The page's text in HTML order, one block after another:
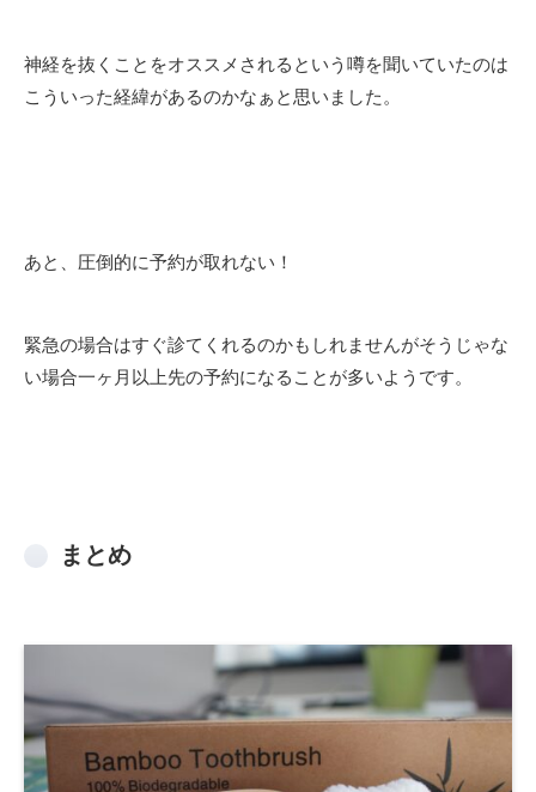
神経を抜くことをオススメされるという噂を聞いていたのは
こういった経緯があるのかなぁと思いました。
あと、圧倒的に予約が取れない！
緊急の場合はすぐ診てくれるのかもしれませんがそうじゃな
い場合一ヶ月以上先の予約になることが多いようです。
まとめ